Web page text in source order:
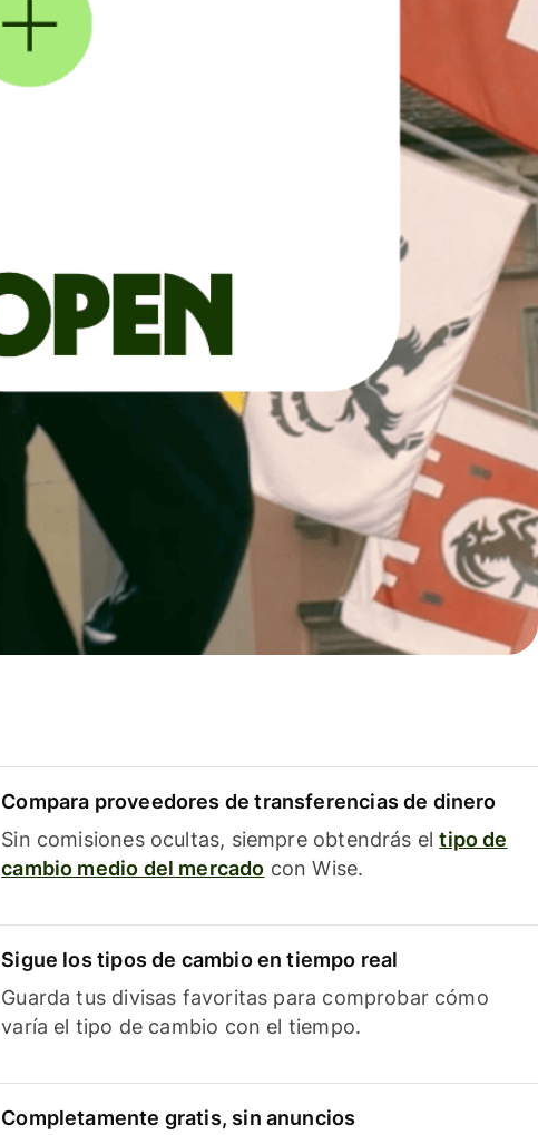
Compara proveedores de transferencias de dinero
Sin comisiones ocultas, siempre obtendrás eltipo de
cambio medio del mercado con Wise.
Sigue los tipos de cambio en tiempo real
Guarda tus divisas favoritas para comprobar cómo
varía el tipo de cambio con el tiempo.
Completamente gratis, sin anuncios